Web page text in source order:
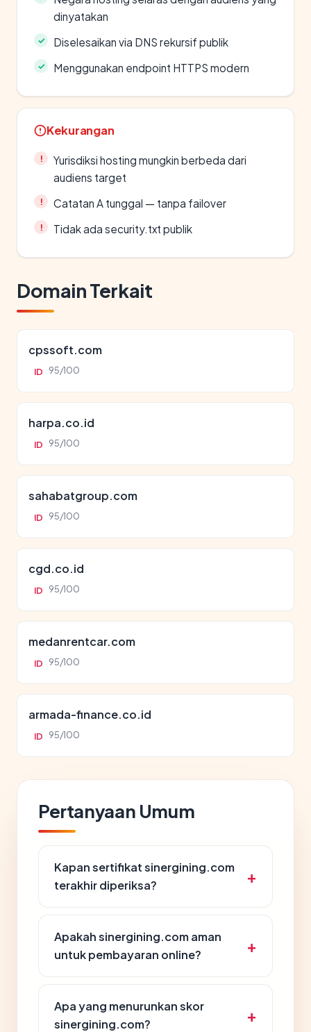
dinyatakan
Diselesaikan via DNS rekursif publik
Menggunakan endpoint HTTPS modern
Kekurangan
Yurisdiksi hosting mungkin berbeda dari
audiens target
Catatan A tunggal — tanpa failover
Tidak ada security.txt publik
Domain Terkait
cpssoft.com
ID 95/100
harpa.co.id
ID 95/100
sahabatgroup.com
ID 95/100
cgd.co.id
ID 95/100
medanrentcar.com
ID 95/100
armada-finance.co.id
ID 95/100
Pertanyaan Umum
Kapan sertifikat sinergining.com
terakhir diperiksa?
Apakah sinergining.com aman
untuk pembayaran online?
Apa yang menurunkan skor
sinergining.com?